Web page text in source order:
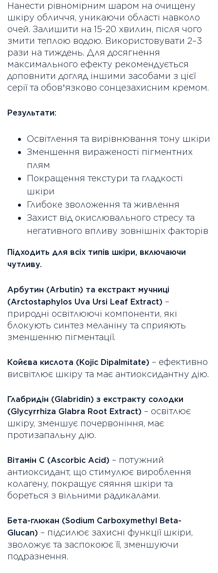
Нанести рівномірним шаром на очищену
шкіру обличчя, уникаючи області навколо
очей. Залишити на 15-20 хвилин, після чого
змити теплою водою. Використовувати 2–3
рази на тиждень. Для досягнення
максимального ефекту рекомендується
доповнити догляд іншими засобами з цієї
серії та обовʼязково сонцезахисним кремом.
Результати:
Освітлення та вирівнювання тону шкіри
Зменшення вираженості пігментних
плям
Покращення текстури та гладкості
шкіри
Глибоке зволоження та живлення
Захист від окислювального стресу та
негативного впливу зовнішніх факторів
Підходить для всіх типів шкіри, включаючи
чутливу.
Арбутин (Arbutin) та екстракт мучниці
(Arctostaphylos Uva Ursi Leaf Extract) –
природні освітлюючі компоненти, які
блокують синтез меланіну та сприяють
зменшенню пігментації.
Койєва кислота (Kojic Dipalmitate) – ефективно
висвітлює шкіру та має антиоксидантну дію.
Глабридін (Glabridin) з екстракту солодки
(Glycyrrhiza Glabra Root Extract) – освітлює
шкіру, зменшує почервоніння, має
протизапальну дію.
Вітамін С (Ascorbic Acid) – потужний
антиоксидант, що стимулює вироблення
колагену, покращує сяяння шкіри та
бореться з вільними радикалами.
Бета-глюкан (Sodium Carboxymethyl Beta-
Glucan) – підсилює захисні функції шкіри,
зволожує та заспокоює її, зменшуючи
подразнення.